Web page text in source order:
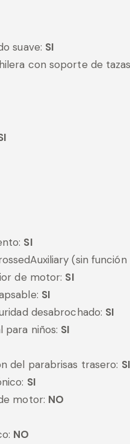
suave: SI
con soporte de
SI
(sin
de motor: SI
SI
desabrochado: SI
para niños: SI
del parabrisas trasero: SI
SI
motor: NO
NO